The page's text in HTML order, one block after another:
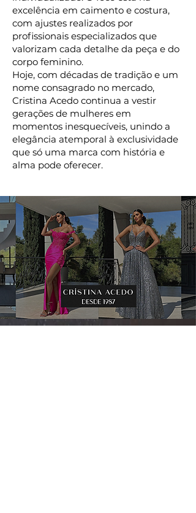
excelência em caimento e costura,
com ajustes realizados por
profissionais especializados que
valorizam cada detalhe da peça e do
corpo feminino.
Hoje, com décadas de tradição e um
nome consagrado no mercado,
Cristina Acedo continua a vestir
gerações de mulheres em
momentos inesquecíveis, unindo a
elegância atemporal à exclusividade
que só uma marca com história e
alma pode oferecer.